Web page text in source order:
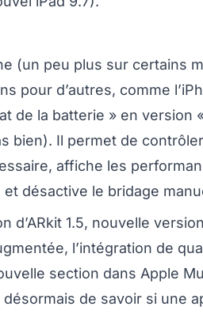
(un peu plus sur certains
pour d’autres, comme
de la batterie » en version
bien). Il permet de contrôler
affiche les
désactive le bridage
d’ARkit 1.5, nouvelle
l’intégration de
section dans Apple
de savoir si une